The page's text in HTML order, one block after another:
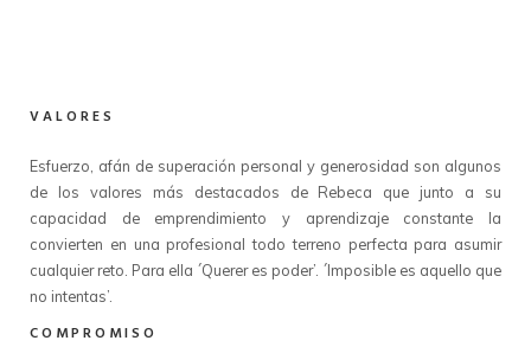
VALORES
Esfuerzo, afán de superación personal y generosidad son algunos
de los valores más destacados de Rebeca que junto a su
capacidad de emprendimiento y aprendizaje constante la
convierten en una profesional todo terreno perfecta para asumir
cualquier reto. Para ella ´Querer es poder’. ´Imposible es aquello que
no intentas’.
COMPROMISO